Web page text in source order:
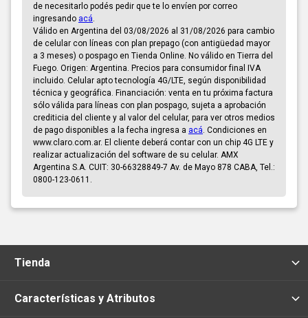
de necesitarlo podés pedir que te lo envíen por correo
ingresando acá
Válido en Argentina del 03/08/2026 al 31/08/2026 para cambio
de celular con líneas con plan prepago (con antigüedad mayor
a 3 meses) o pospago en Tienda Online. No válido en Tierra del
Fuego. Origen: Argentina. Precios para consumidor final IVA
incluido. Celular apto tecnología 4G/LTE, según disponibilidad
técnica y geográfica. Financiación: venta en tu próxima factura
sólo válida para líneas con plan pospago, sujeta a aprobación
crediticia del cliente y al valor del celular, para ver otros medios
de pago disponibles a la fecha ingresa a acá . Condiciones en
www.claro.com.ar. El cliente deberá contar con un chip 4G LTE y
realizar actualización del software de su celular. AMX
Argentina S.A. CUIT: 30-66328849-7 Av. de Mayo 878 CABA, Tel.:
0800-123-0611.
Tienda
Características y Atributos